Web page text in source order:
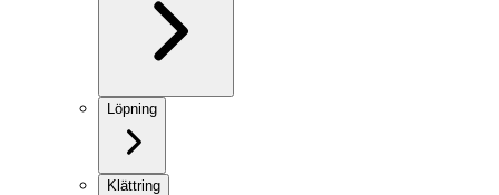
Löpning
Klättring